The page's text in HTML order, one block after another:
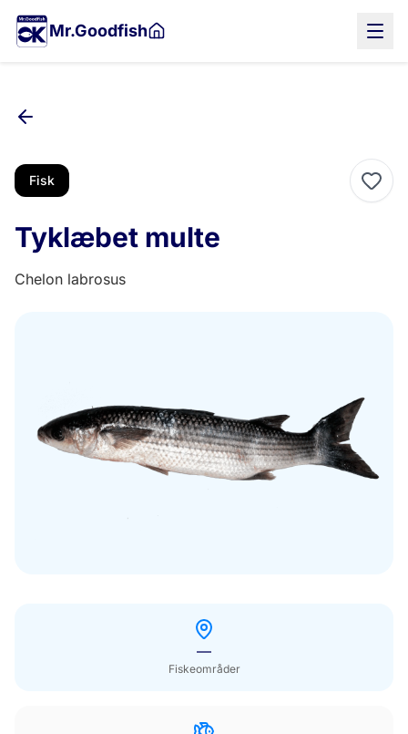
Mr.Goodfish
Fisk
Tyklæbet multe
Chelon labrosus
—
Fiskeområder